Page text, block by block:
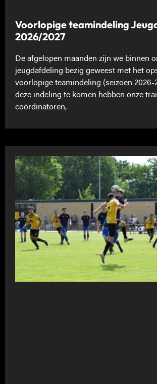
Voorlopige teamindeling
2026/2027
De afgelopen maanden zijn we binnen
jeugdafdeling bezig geweest met het
voorlopige teamindeling (seizoen 2026-
deze indeling te komen hebben onze
coördinatoren,